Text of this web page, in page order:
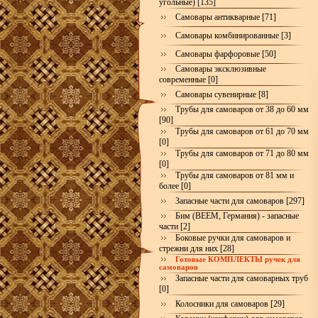
угольные) [135]
Самовары антикварные [71]
Самовары комбинированные [3]
Самовары фарфоровые [50]
Самовары эксклюзивные
современные [0]
Самовары сувенирные [8]
Трубы для самоваров от 38 до 60 мм
[90]
Трубы для самоваров от 61 до 70 мм
[0]
Трубы для самоваров от 71 до 80 мм
[0]
Трубы для самоваров от 81 мм и
более [0]
Запасные части для самоваров [297]
Бим (BEEM, Германия) - запасные
части [2]
Боковые ручки для самоваров и
стрежни для них [28]
Готовые КОМПЛЕКТЫ ручек для
самоваров
Запасные части для самоварных труб
[0]
Колосники для самоваров [29]